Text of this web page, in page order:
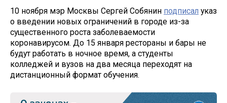
10 ноября мэр Москвы Сергей Собянин подписал указ
о введении новых ограничений в городе из-за
существенного роста заболеваемости
коронавирусом. До 15 января рестораны и бары не
будут работать в ночное время, а студенты
колледжей и вузов на два месяца переходят на
дистанционный формат обучения.